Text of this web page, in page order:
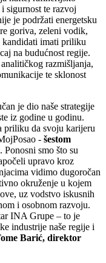
sigurnost te razvoj
je podržati energetsku
goriva, zeleni vodik,
kandidati imati priliku
na budućnost regije.
razmišljanja,
te sklonost
je dio naše strategije
iz godine u godinu.
priliku da svoju karijeru
- šestom
. Ponosni smo što su
upravo kroz
vidimo dugoročan
okruženje u kojem
uz vodstvo iskusnih
i osobnom razvoju.
INA Grupe – to je
industrije naše regije i
Barić, direktor